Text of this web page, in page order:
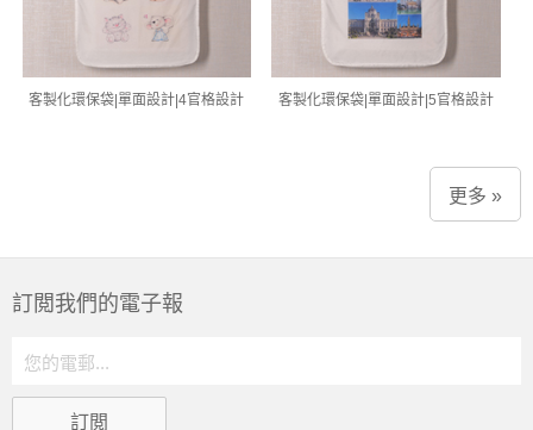
客製化環保袋|單面設計|4官格設計 客製化環保袋|單面設計|5官格設計
更多 »
訂閲我們的電子報